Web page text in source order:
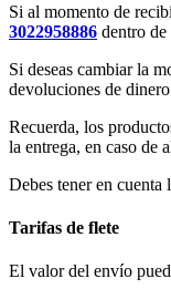
Si al momento de
3022958886 dentro de
Si deseas cambiar la
devoluciones de
Recuerda, los
la entrega, en caso de
Debes tener en
Tarifas de flete
El valor del envío